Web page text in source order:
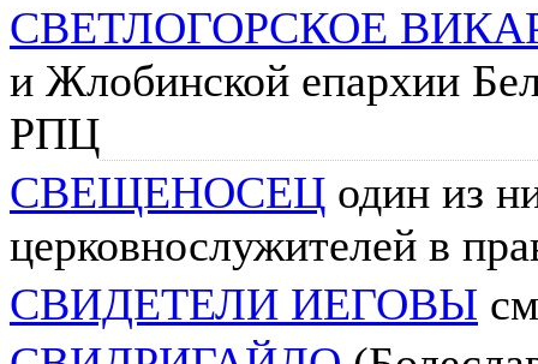
СВЕТЛОГОРСКОЕ
и Жлобинской епархии
РПЦ
СВЕЩЕНОСЕЦ один из
церковнослужителей в
СВИДЕТЕЛИ ИЕГОВЫ